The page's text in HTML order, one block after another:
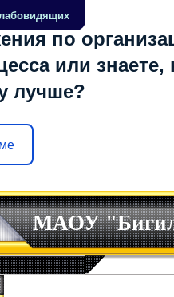
по
или знаете,
лучше?
МАОУ